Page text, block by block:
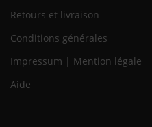
Retours et livraison
Conditions générales
Impressum | Mention légale
Aide